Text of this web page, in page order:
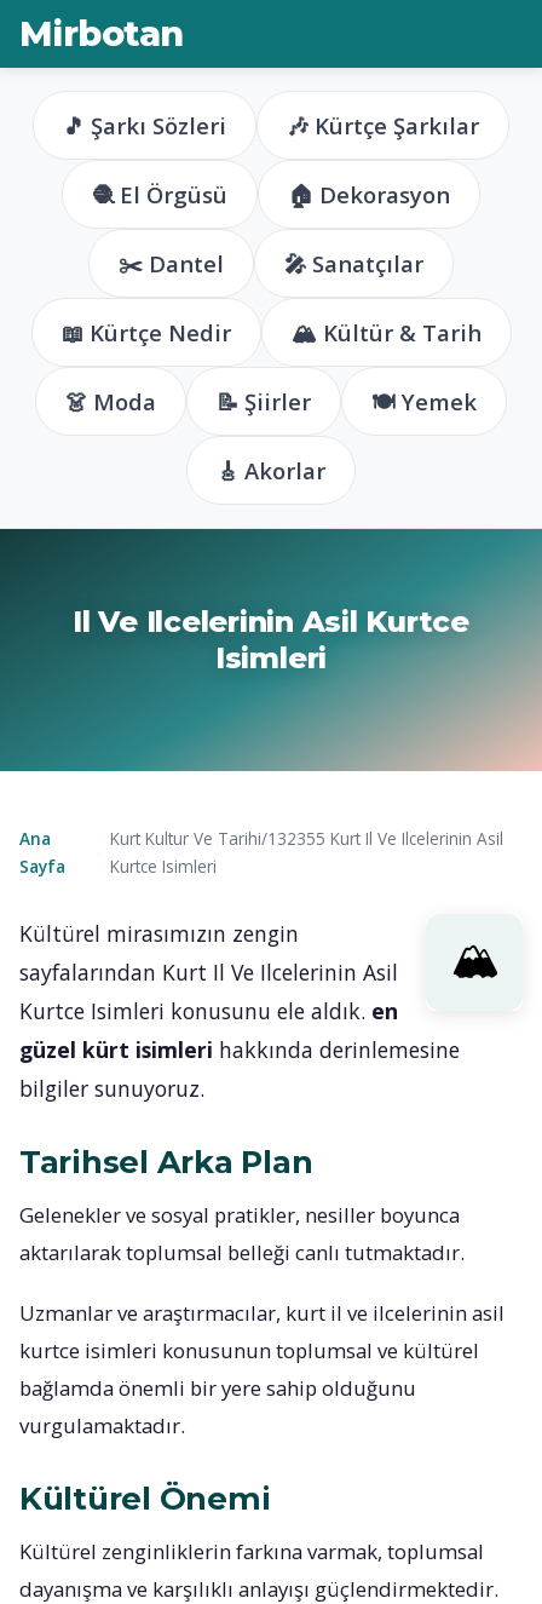
Mirbotan
🎵 Şarkı Sözleri 🎶 Kürtçe Şarkılar
🧶 El Örgüsü 🏠 Dekorasyon
✂️ Dantel 🎤 Sanatçılar
📖 Kürtçe Nedir 🏔️ Kültür & Tarih
👗 Moda 📝 Şiirler 🍽️ Yemek
🎸 Akorlar
Il Ve Ilcelerinin Asil Kurtce
Isimleri
Ana
Sayfa
Kurt Kultur Ve Tarihi/132355 Kurt Il Ve Ilcelerinin Asil
Kurtce Isimleri
Kültürel mirasımızın zengin
sayfalarından Kurt Il Ve Ilcelerinin Asil
Kurtce Isimleri konusunu ele aldık. en
güzel kürt isimleri hakkında derinlemesine
bilgiler sunuyoruz.
Tarihsel Arka Plan
Gelenekler ve sosyal pratikler, nesiller boyunca
aktarılarak toplumsal belleği canlı tutmaktadır.
Uzmanlar ve araştırmacılar, kurt il ve ilcelerinin asil
kurtce isimleri konusunun toplumsal ve kültürel
bağlamda önemli bir yere sahip olduğunu
vurgulamaktadır.
Kültürel Önemi
Kültürel zenginliklerin farkına varmak, toplumsal
dayanışma ve karşılıklı anlayışı güçlendirmektedir.